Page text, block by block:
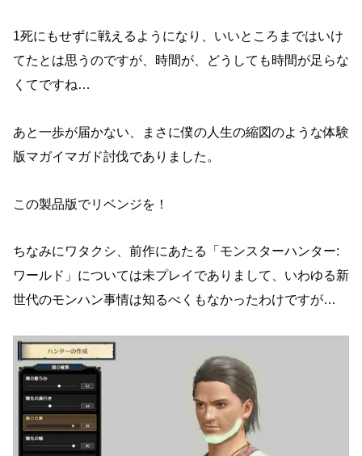
1死にもせずに戦えるようになり、いいところまではいけ
てたとは思うのですが、時間が、どうしても時間が足らな
くてですね…
あと一歩が届かない、まさに僕の人生の縮図のような体験
版マガイマガド討伐でありました。
この製品版でリベンジを！
ちなみにワタクシ、前作にあたる「モンスターハンター:
ワールド」については未プレイでありまして、いわゆる新
世代のモンハン事情は知るべくもなかったわけですが…